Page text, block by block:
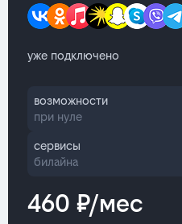
уже подключено
возможности
при нуле
сервисы
билайна
460 ₽/мес